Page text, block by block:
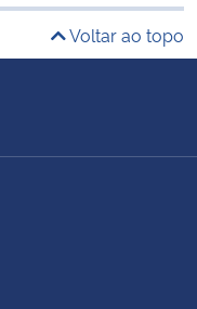
Voltar ao topo